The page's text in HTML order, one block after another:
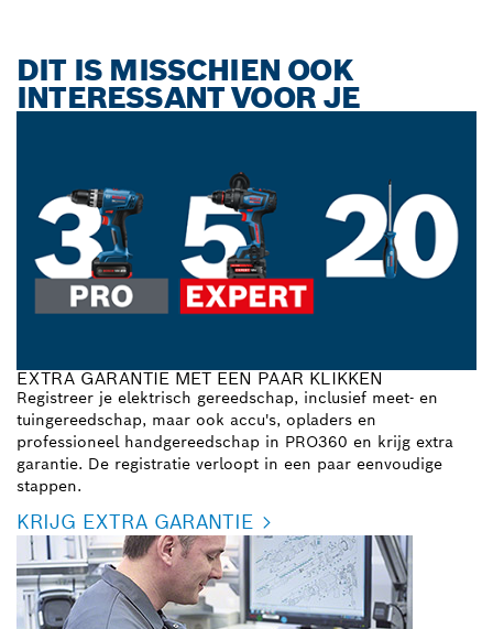
DIT IS MISSCHIEN OOK
INTERESSANT VOOR JE
EXTRA GARANTIE MET EEN PAAR KLIKKEN
Registreer je elektrisch gereedschap, inclusief meet- en
tuingereedschap, maar ook accu's, opladers en
professioneel handgereedschap in PRO360 en krijg extra
garantie. De registratie verloopt in een paar eenvoudige
stappen.
KRIJG EXTRA GARANTIE